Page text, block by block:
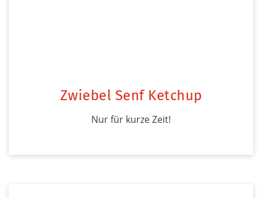
Zwiebel Senf Ketchup
Nur für kurze Zeit!